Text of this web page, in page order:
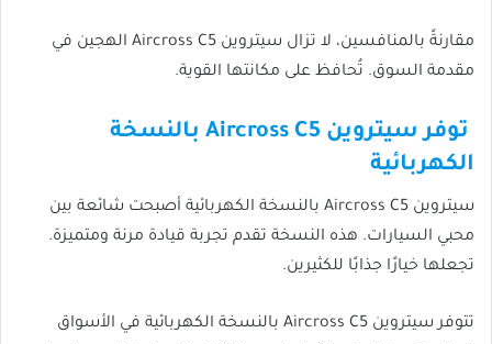
مقارنةً بالمنافسين، لا تزال سيتروين Aircross C5 الهجين في
مقدمة السوق. تُحافظ على مكانتها القوية.
توفر سيتروين Aircross C5 بالنسخة
الكهربائية
سيتروين Aircross C5 بالنسخة الكهربائية أصبحت شائعة بين
محبي السيارات. هذه النسخة تقدم تجربة قيادة مرنة ومتميزة.
تجعلها خيارًا جذابًا للكثيرين.
تتوفر سيتروين Aircross C5 بالنسخة الكهربائية في الأسواق